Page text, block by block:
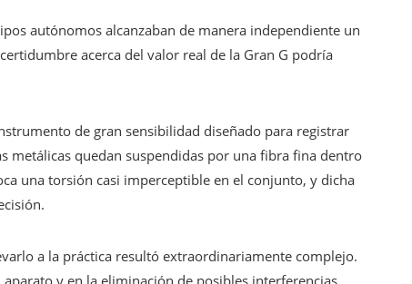
autónomos alcanzaban de manera independiente un
acerca del valor real de la Gran G podría
de gran sensibilidad diseñado para registrar
metálicas quedan suspendidas por una fibra fina dentro
una torsión casi imperceptible en el conjunto, y dicha
a la práctica resultó extraordinariamente complejo.
y en la eliminación de posibles interferencias